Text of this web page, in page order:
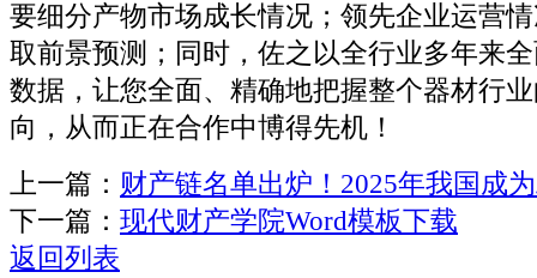
要细分产物市场成长情况；领先企业运营
取前景预测；同时，佐之以全行业多年来
数据，让您全面、精确地把握整个器材行
向，从而正在合作中博得先机！
上一篇： 财产链名单出炉！2025年我国成
下一篇： 现代财产学院Word模板下载
返回列表